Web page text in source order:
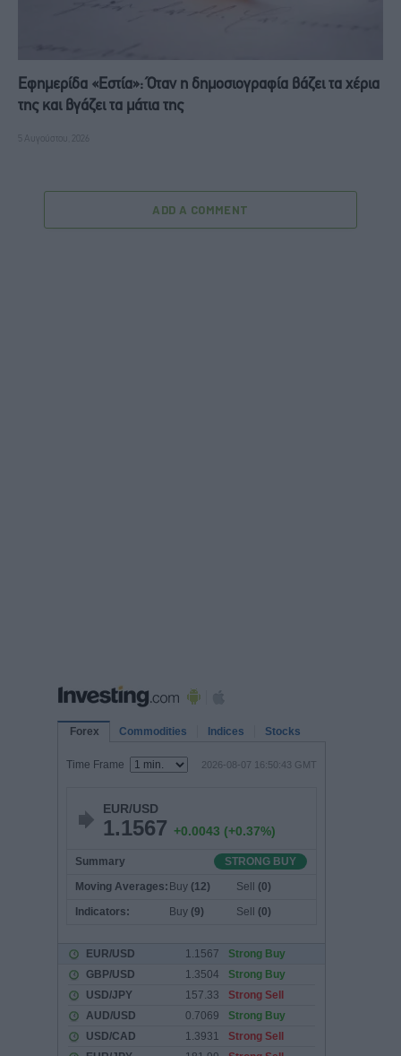
Εφημερίδα «Εστία»: Όταν η δημοσιογραφία βάζει τα χέρια
της και βγάζει τα μάτια της
5 Αυγούστου, 2026
ADD A COMMENT